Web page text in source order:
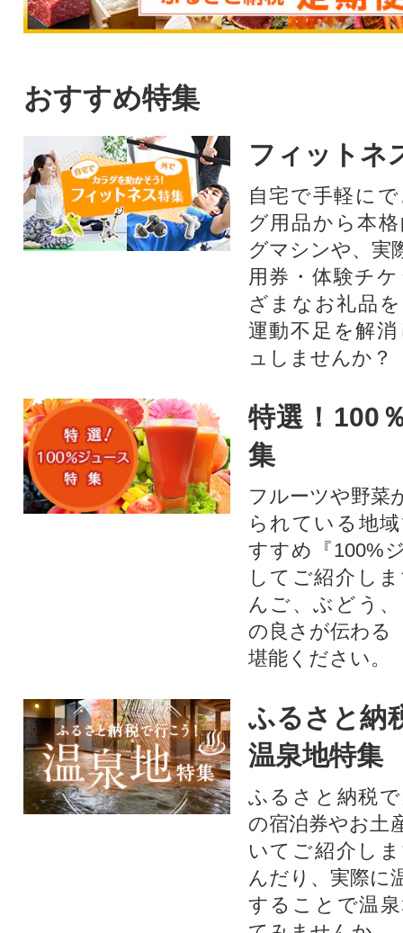
おすすめ特集
フィットネ
自宅で手軽に
グ用品から本
グマシンや、実
用券・体験チ
ざまなお礼品
運動不足を解
ュしませんか？
特選！100
集
フルーツや野菜
られている地
すすめ『100%
してご紹介し
んご、ぶどう
の良さが伝わる
堪能ください。
ふるさと納
温泉地特集
ふるさと納税
の宿泊券やお土
いてご紹介し
んだり、実際に
することで温